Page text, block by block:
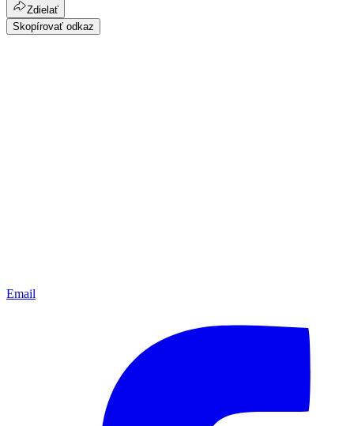
Zdielať
Skopírovať odkaz
Email